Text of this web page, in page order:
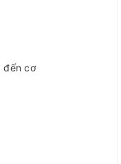
đến cơ